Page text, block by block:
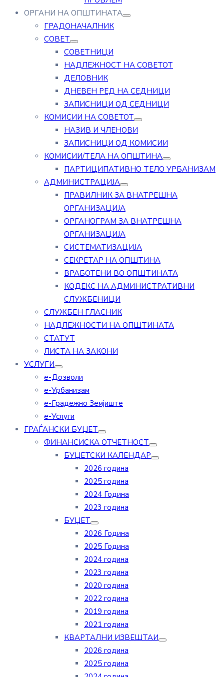
ОРГАНИ НА ОПШТИНАТА
ГРАДОНАЧАЛНИК
СОВЕТ
СОВЕТНИЦИ
НАДЛЕЖНОСТ НА СОВЕТОТ
ДЕЛОВНИК
ДНЕВЕН РЕД НА СЕДНИЦИ
ЗАПИСНИЦИ ОД СЕДНИЦИ
КОМИСИИ НА СОВЕТОТ
НАЗИВ И ЧЛЕНОВИ
ЗАПИСНИЦИ ОД КОМИСИИ
КОМИСИИ/ТЕЛА НА ОПШТИНА
ПАРТИЦИПАТИВНО ТЕЛО УРБАНИЗАМ
АДМИНИСТРАЦИЈА
ПРАВИЛНИК ЗА ВНАТРЕШНА
ОРГАНИЗАЦИЈА
ОРГАНОГРАМ ЗА ВНАТРЕШНА
ОРГАНИЗАЦИЈА
СИСТЕМАТИЗАЦИЈА
СЕКРЕТАР НА ОПШТИНА
ВРАБОТЕНИ ВО ОПШТИНАТА
КОДЕКС НА АДМИНИСТРАТИВНИ
СЛУЖБЕНИЦИ
СЛУЖБЕН ГЛАСНИК
НАДЛЕЖНОСТИ НА ОПШТИНАТА
СТАТУТ
ЛИСТА НА ЗАКОНИ
УСЛУГИ
е-Дозволи
е-Урбанизам
е-Градежно Земјиште
е-Услуги
ГРАЃАНСКИ БУЏЕТ
ФИНАНСИСКА ОТЧЕТНОСТ
БУЏЕТСКИ КАЛЕНДАР
2026 година
2025 година
2024 Година
2023 година
БУЏЕТ
2026 Година
2025 Година
2024 година
2023 година
2020 година
2022 година
2019 година
2021 година
КВАРТАЛНИ ИЗВЕШТАИ
2026 година
2025 година